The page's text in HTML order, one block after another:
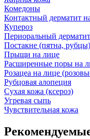
Комедоны
Контактный дерматит
Купероз
Периоральный
Постакне (пятна, рубцы)
Прыщи на лице
Расширенные поры на
Розацеа на лице
Рубцовая алопеция
Сухая кожа (ксероз)
Угревая сыпь
Чувствительная кожа